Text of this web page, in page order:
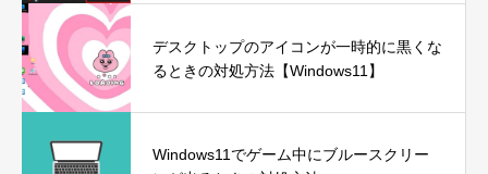
デスクトップのアイコンが一時的に黒くな
るときの対処方法【Windows11】
Windows11でゲーム中にブルースクリー